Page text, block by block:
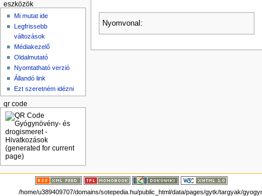
Nyomvonal:
eszközök
Mi mutat ide
Legfrissebb
változások
Médiakezelő
Oldalmutató
Nyomtatható verzió
Állandó link
Ezt szeretném idézni
qr code
/home/u389409707/domains/sotepedia.hu/public_html/data/pages/gytk/targyak/